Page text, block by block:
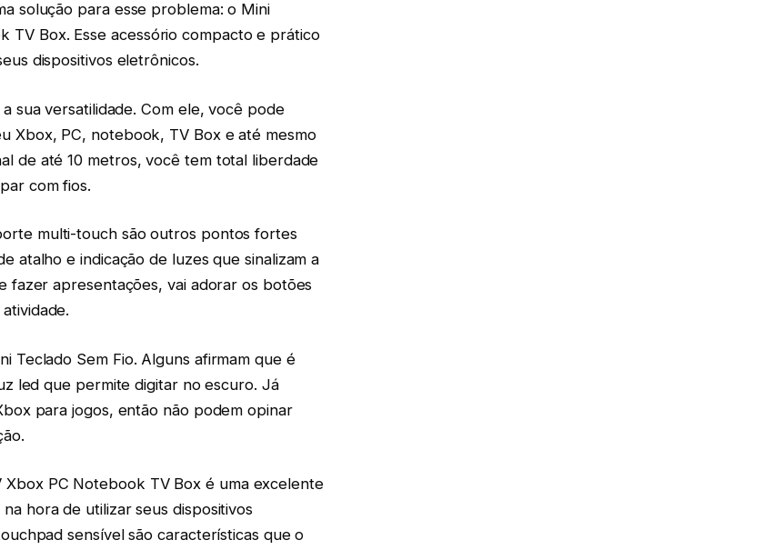
solução para esse problema: o Mini
TV Box. Esse acessório compacto e prático
dispositivos eletrônicos.
sua versatilidade. Com ele, você pode
Xbox, PC, notebook, TV Box e até mesmo
de até 10 metros, você tem total liberdade
com fios.
multi-touch são outros pontos fortes
atalho e indicação de luzes que sinalizam a
fazer apresentações, vai adorar os botões
Teclado Sem Fio. Alguns afirmam que é
led que permite digitar no escuro. Já
para jogos, então não podem opinar
Xbox PC Notebook TV Box é uma excelente
hora de utilizar seus dispositivos
sensível são características que o